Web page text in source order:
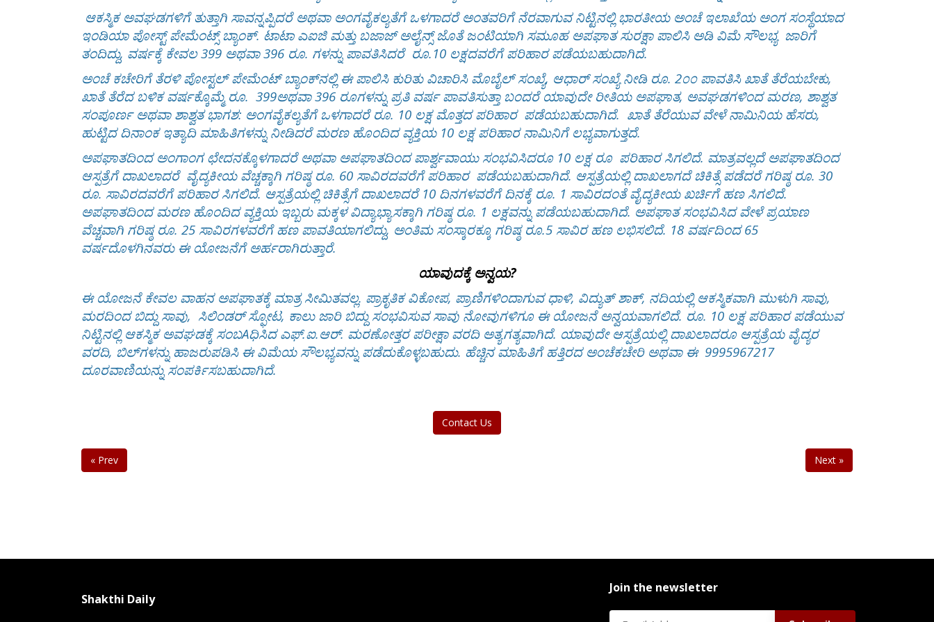
ಆಕಸ್ಮಿಕ ಅವಘಡಗಳಿಗೆ ತುತ್ತಾಗಿ ಸಾವನ್ನಪ್ಪಿದರೆ ಅಥವಾ ಅಂಗವೈಕಲ್ಯತೆಗೆ ಒಳಗಾದರೆ ಅಂತವರಿಗೆ ನೆರವಾಗುವ ನಿಟ್ಟಿನಲ್ಲಿ ಭಾರತೀಯ ಅಂಚೆ ಇಲಾಖೆಯ ಅಂಗ ಸಂಸ್ಥೆಯಾದ
ಇಂಡಿಯಾ ಪೋಸ್ಟ್ ಪೇಮೆಂಟ್ಸ್ ಬ್ಯಾಂಕ್. ಟಾಟಾ ಎಐಜಿ ಮತ್ತು ಬಜಾಜ್ ಅಲೈನ್ಸ್ ಜೊತೆ ಜಂಟಿಯಾಗಿ ಸಮೂಹ ಅಪಘಾತ ಸುರಕ್ಷಾ ಪಾಲಿಸಿ ಅಡಿ ವಿಮೆ ಸೌಲಭ್ಯ ಜಾರಿಗೆ
ತಂದಿದ್ದು, ವರ್ಷಕ್ಕೆ ಕೇವಲ 399 ಅಥವಾ 396 ರೂ. ಗಳನ್ನು ಪಾವತಿಸಿದರೆ ರೂ.10 ಲಕ್ಷದವರೆಗೆ ಪರಿಹಾರ ಪಡೆಯಬಹುದಾಗಿದೆ.
ಅಂಚೆ ಕಚೇರಿಗೆ ತೆರಳಿ ಪೋಸ್ಟಲ್ ಪೇಮೆಂಟ್ ಬ್ಯಾಂಕ್‌ನಲ್ಲಿ ಈ ಪಾಲಿಸಿ ಕುರಿತು ವಿಚಾರಿಸಿ ಮೊಬೈಲ್ ಸಂಖ್ಯೆ, ಆಧಾರ್ ಸಂಖ್ಯೆ ನೀಡಿ ರೂ. 2೦೦ ಪಾವತಿಸಿ ಖಾತೆ ತೆರೆಯಬೇಕು,
ಖಾತೆ ತೆರೆದ ಬಳಿಕ ವರ್ಷಕ್ಕೊಮ್ಮೆ ರೂ. 399ಅಥವಾ 396 ರೂಗಳನ್ನು ಪ್ರತಿ ವರ್ಷ ಪಾವತಿಸುತ್ತಾ ಬಂದರೆ ಯಾವುದೇ ರೀತಿಯ ಅಪಘಾತ, ಅವಘಡಗಳಿಂದ ಮರಣ, ಶಾಶ್ವತ
ಸಂಪೂರ್ಣ ಅಥವಾ ಶಾಶ್ವತ ಭಾಗಶ: ಅಂಗವೈಕಲ್ಯತೆಗೆ ಒಳಗಾದರೆ ರೂ. 10 ಲಕ್ಷ ಮೊತ್ತದ ಪರಿಹಾರ ಪಡೆಯಬಹುದಾಗಿದೆ. ಖಾತೆ ತೆರೆಯುವ ವೇಳೆ ನಾಮಿನಿಯ ಹೆಸರು,
ಹುಟ್ಟಿದ ದಿನಾಂಕ ಇತ್ಯಾದಿ ಮಾಹಿತಿಗಳನ್ನು ನೀಡಿದರೆ ಮರಣ ಹೊಂದಿದ ವ್ಯಕ್ತಿಯ 10 ಲಕ್ಷ ಪರಿಹಾರ ನಾಮಿನಿಗೆ ಲಭ್ಯವಾಗುತ್ತದೆ.
ಅಪಘಾತದಿಂದ ಅಂಗಾಂಗ ಛೇದನಕ್ಕೊಳಗಾದರೆ ಅಥವಾ ಅಪಘಾತದಿಂದ ಪಾರ್ಶ್ವವಾಯು ಸಂಭವಿಸಿದರೂ 10 ಲಕ್ಷ ರೂ ಪರಿಹಾರ ಸಿಗಲಿದೆ. ಮಾತ್ರವಲ್ಲದೆ ಅಪಘಾತದಿಂದ
ಆಸ್ಪತ್ರೆಗೆ ದಾಖಲಾದರೆ ವೈದ್ಯಕೀಯ ವೆಚ್ಚಕ್ಕಾಗಿ ಗರಿಷ್ಠ ರೂ. 60 ಸಾವಿರದವರೆಗೆ ಪರಿಹಾರ ಪಡೆಯಬಹುದಾಗಿದೆ. ಆಸ್ಪತ್ರೆಯಲ್ಲಿ ದಾಖಲಾಗದೆ ಚಿಕಿತ್ಸೆ ಪಡೆದರೆ ಗರಿಷ್ಠ ರೂ. 30
ರೂ. ಸಾವಿರದವರೆಗೆ ಪರಿಹಾರ ಸಿಗಲಿದೆ. ಆಸ್ಪತ್ರೆಯಲ್ಲಿ ಚಿಕಿತ್ಸೆಗೆ ದಾಖಲಾದರೆ 10 ದಿನಗಳವರೆಗೆ ದಿನಕ್ಕೆ ರೂ. 1 ಸಾವಿರದಂತೆ ವೈದ್ಯಕೀಯ ಖರ್ಚಿಗೆ ಹಣ ಸಿಗಲಿದೆ.
ಅಪಘಾತದಿಂದ ಮರಣ ಹೊಂದಿದ ವ್ಯಕ್ತಿಯ ಇಬ್ಬರು ಮಕ್ಕಳ ವಿದ್ಯಾಭ್ಯಾಸಕ್ಕಾಗಿ ಗರಿಷ್ಠ ರೂ. 1 ಲಕ್ಷವನ್ನು ಪಡೆಯಬಹುದಾಗಿದೆ. ಅಪಘಾತ ಸಂಭವಿಸಿದ ವೇಳೆ ಪ್ರಯಾಣ
ವೆಚ್ಚವಾಗಿ ಗರಿಷ್ಠ ರೂ. 25 ಸಾವಿರಗಳವರೆಗೆ ಹಣ ಪಾವತಿಯಾಗಲಿದ್ದು, ಅಂತಿಮ ಸಂಸ್ಕಾರಕ್ಕೂ ಗರಿಷ್ಠ ರೂ.5 ಸಾವಿರ ಹಣ ಲಭಿಸಲಿದೆ. 18 ವರ್ಷದಿಂದ 65
ವರ್ಷದೊಳಗಿನವರು ಈ ಯೋಜನೆಗೆ ಅರ್ಹರಾಗಿರುತ್ತಾರೆ.
ಯಾವುದಕ್ಕೆ ಅನ್ವಯ?
ಈ ಯೋಜನೆ ಕೇವಲ ವಾಹನ ಅಪಘಾತಕ್ಕೆ ಮಾತ್ರ ಸೀಮಿತವಲ್ಲ. ಪ್ರಾಕೃತಿಕ ವಿಕೋಪ, ಪ್ರಾಣಿಗಳಿಂದಾಗುವ ಧಾಳಿ, ವಿದ್ಯುತ್ ಶಾಕ್, ನದಿಯಲ್ಲಿ ಆಕಸ್ಮಿಕವಾಗಿ ಮುಳುಗಿ ಸಾವು,
ಮರದಿಂದ ಬಿದ್ದು ಸಾವು, ಸಿಲಿಂಡರ್ ಸ್ಫೋಟ, ಕಾಲು ಜಾರಿ ಬಿದ್ದು ಸಂಭವಿಸುವ ಸಾವು ನೋವುಗಳಿಗೂ ಈ ಯೋಜನೆ ಅನ್ವಯವಾಗಲಿದೆ. ರೂ. 10 ಲಕ್ಷ ಪರಿಹಾರ ಪಡೆಯುವ
ನಿಟ್ಟಿನಲ್ಲಿ ಆಕಸ್ಮಿಕ ಅವಘಡಕ್ಕೆ ಸಂಬAಧಿಸಿದ ಎಫ್.ಐ.ಆರ್. ಮರಣೋತ್ತರ ಪರೀಕ್ಷಾ ವರದಿ ಅತ್ಯಗತ್ಯವಾಗಿದೆ. ಯಾವುದೇ ಆಸ್ಪತ್ರೆಯಲ್ಲಿ ದಾಖಲಾದರೂ ಆಸ್ಪತ್ರೆಯ ವೈದ್ಯರ
ವರದಿ, ಬಿಲ್‌ಗಳನ್ನು ಹಾಜರುಪಡಿಸಿ ಈ ವಿಮೆಯ ಸೌಲಭ್ಯವನ್ನು ಪಡೆದುಕೊಳ್ಳಬಹುದು. ಹೆಚ್ಚಿನ ಮಾಹಿತಿಗೆ ಹತ್ತಿರದ ಅಂಚೆಕಚೇರಿ ಅಥವಾ ಈ 9995967217
ದೂರವಾಣಿಯನ್ನು ಸಂಪರ್ಕಿಸಬಹುದಾಗಿದೆ.
Contact Us
« Prev Next »
Shakthi Daily
Join the newsletter